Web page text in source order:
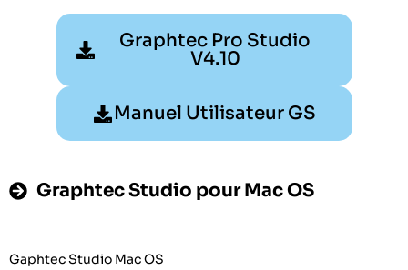
Graphtec Pro Studio
V4.10
Manuel Utilisateur GS
Graphtec Studio pour Mac OS
Gaphtec Studio Mac OS